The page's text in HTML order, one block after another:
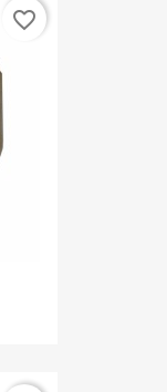
favorite_border